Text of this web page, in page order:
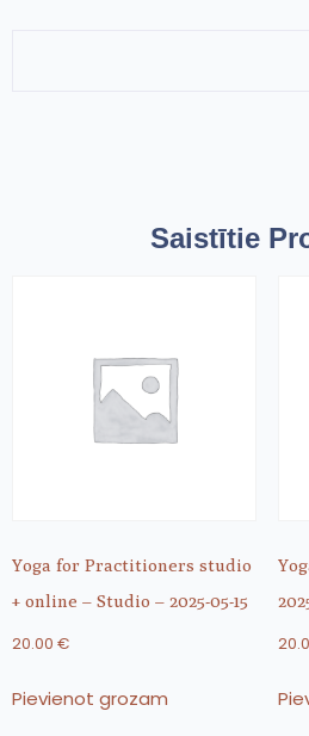
Saistītie
Yoga for Practitioners studio
+ online – Studio – 2025-05-15
20.00 €
Pievienot grozam